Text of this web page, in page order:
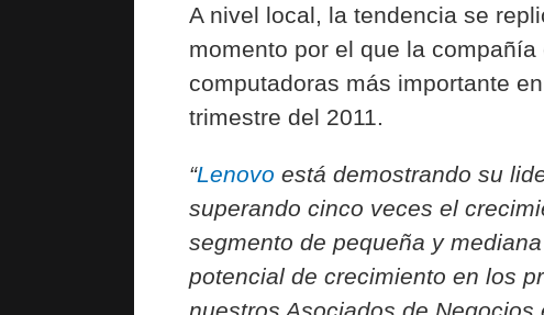
A nivel local, la tendencia se
momento por el que la compañía
computadoras más importante
trimestre del 2011.
“Lenovo está demostrando su
superando cinco veces el
segmento de pequeña y
potencial de crecimiento en los